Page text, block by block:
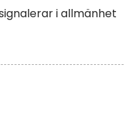
i allmänhet